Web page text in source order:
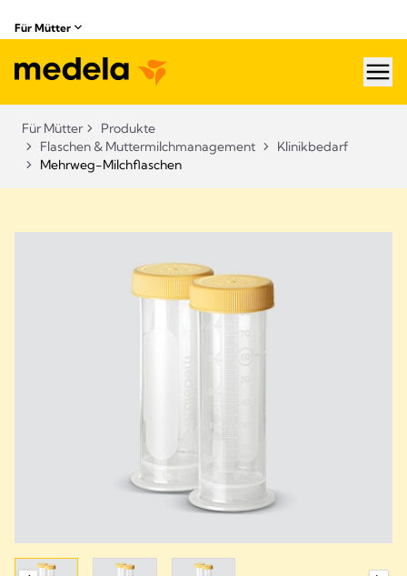
Für Mütter
Für Mütter
Produkte
Flaschen & Muttermilchmanagement​
Klinikbedarf
Mehrweg-Milchflaschen